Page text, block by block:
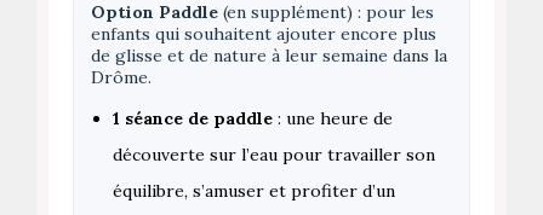
Option Paddle (en supplément) : pour les
enfants qui souhaitent ajouter encore plus
de glisse et de nature à leur semaine dans la
Drôme.
1 séance de paddle : une heure de
découverte sur l’eau pour travailler son
équilibre, s’amuser et profiter d’un